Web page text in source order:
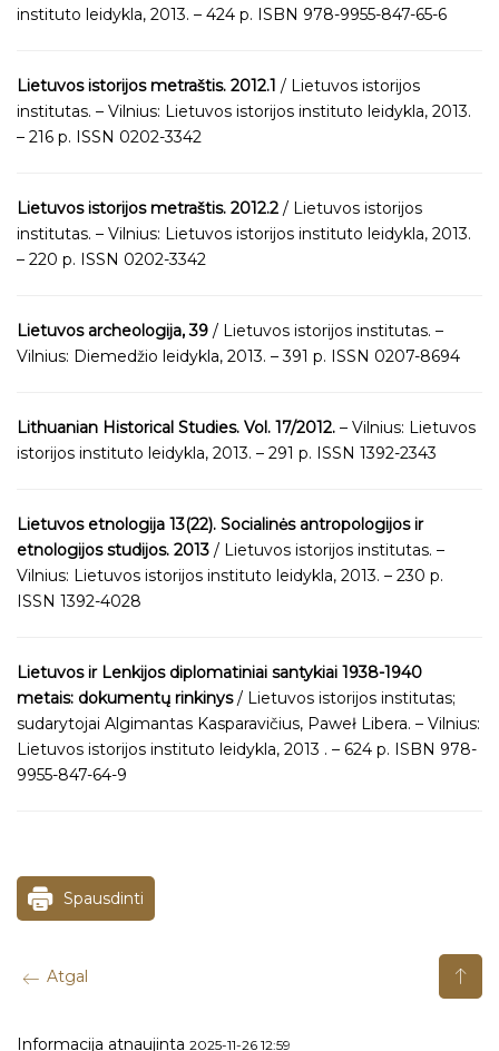
instituto leidykla, 2013. – 424 p. ISBN 978-9955-847-65-6
Lietuvos istorijos metraštis. 2012.1 / Lietuvos istorijos
institutas. – Vilnius: Lietuvos istorijos instituto leidykla, 2013.
– 216 p. ISSN 0202-3342
Lietuvos istorijos metraštis. 2012.2 / Lietuvos istorijos
institutas. – Vilnius: Lietuvos istorijos instituto leidykla, 2013.
– 220 p. ISSN 0202-3342
Lietuvos archeologija, 39 / Lietuvos istorijos institutas. –
Vilnius: Diemedžio leidykla, 2013. – 391 p. ISSN 0207-8694
Lithuanian Historical Studies. Vol. 17/2012. – Vilnius: Lietuvos
istorijos instituto leidykla, 2013. – 291 p. ISSN 1392-2343
Lietuvos etnologija 13(22). Socialinės antropologijos ir
etnologijos studijos. 2013 / Lietuvos istorijos institutas. –
Vilnius: Lietuvos istorijos instituto leidykla, 2013. – 230 p.
ISSN 1392-4028
Lietuvos ir Lenkijos diplomatiniai santykiai 1938-1940
metais: dokumentų rinkinys/ Lietuvos istorijos institutas;
sudarytojai Algimantas Kasparavičius, Paweł Libera. – Vilnius:
Lietuvos istorijos instituto leidykla, 2013 . – 624 p. ISBN 978-
9955-847-64-9
Spausdinti
Atgal
Informacija atnaujinta 2025-11-26 12:59